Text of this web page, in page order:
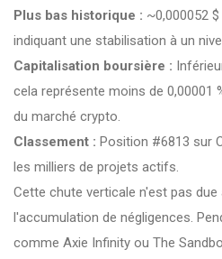
Plus bas historique : ~0,000052
indiquant une stabilisation à un
Capitalisation boursière :
cela représente moins de 0,00001
du marché crypto.
Classement : Position #6813 sur
les milliers de projets actifs.
Cette chute verticale n'est pas due
l'accumulation de négligences.
comme Axie Infinity ou The